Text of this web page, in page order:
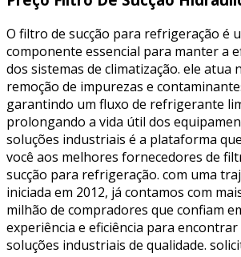
O filtro de sucção para refrigeração é
componente essencial para manter a
dos sistemas de climatização. ele atua
remoção de impurezas e
garantindo um fluxo de refrigerante
prolongando a vida útil dos
soluções industriais é a plataforma
você aos melhores fornecedores de
sucção para refrigeração. com uma
iniciada em 2012, já contamos com
milhão de compradores que confiam
experiência e eficiência para encontrar
soluções industriais de qualidade.